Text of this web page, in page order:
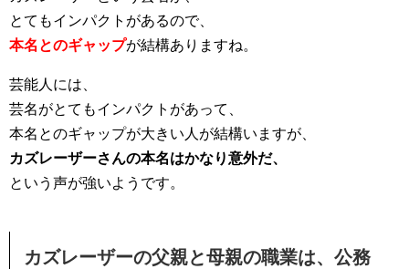
とてもインパクトがあるので、
本名とのギャップが結構ありますね。
芸能人には、
芸名がとてもインパクトがあって、
本名とのギャップが大きい人が結構いますが、
カズレーザーさんの本名はかなり意外だ、
という声が強いようです。
カズレーザーの父親と母親の職業は、公務